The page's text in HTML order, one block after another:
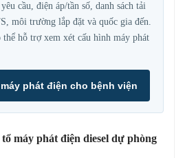
cầu, điện áp/tần số, danh sách tải
môi trường lắp đặt và quốc gia đến.
hỗ trợ xem xét cấu hình máy phát
phát điện cho bệnh viện
máy phát điện diesel dự phòng